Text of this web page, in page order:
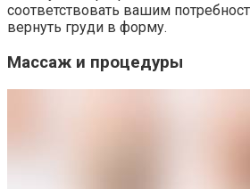
соответствовать вашим
вернуть груди в форму.
Массаж и процедуры